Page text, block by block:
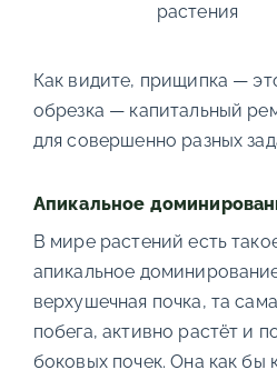
растения
Как видите, прищипка —
обрезка — капитальный
для совершенно разных
Апикальное
В мире растений есть
апикальное
верхушечная почка, та
побега, активно растёт и
боковых почек. Она как бы